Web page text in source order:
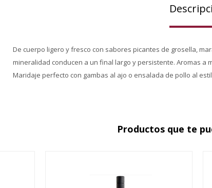
De cuerpo ligero y fresco con sabores picantes de grosella,
mineralidad conducen a un final largo y persistente. Aromas a
Maridaje perfecto con gambas al ajo o ensalada de pollo al
Productos que te